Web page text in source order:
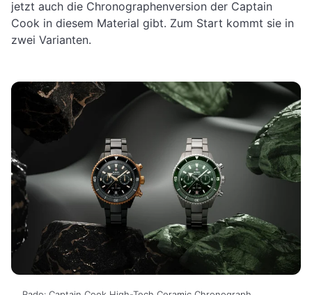
jetzt auch die Chronographenversion der Captain
Cook in diesem Material gibt. Zum Start kommt sie in
zwei Varianten.